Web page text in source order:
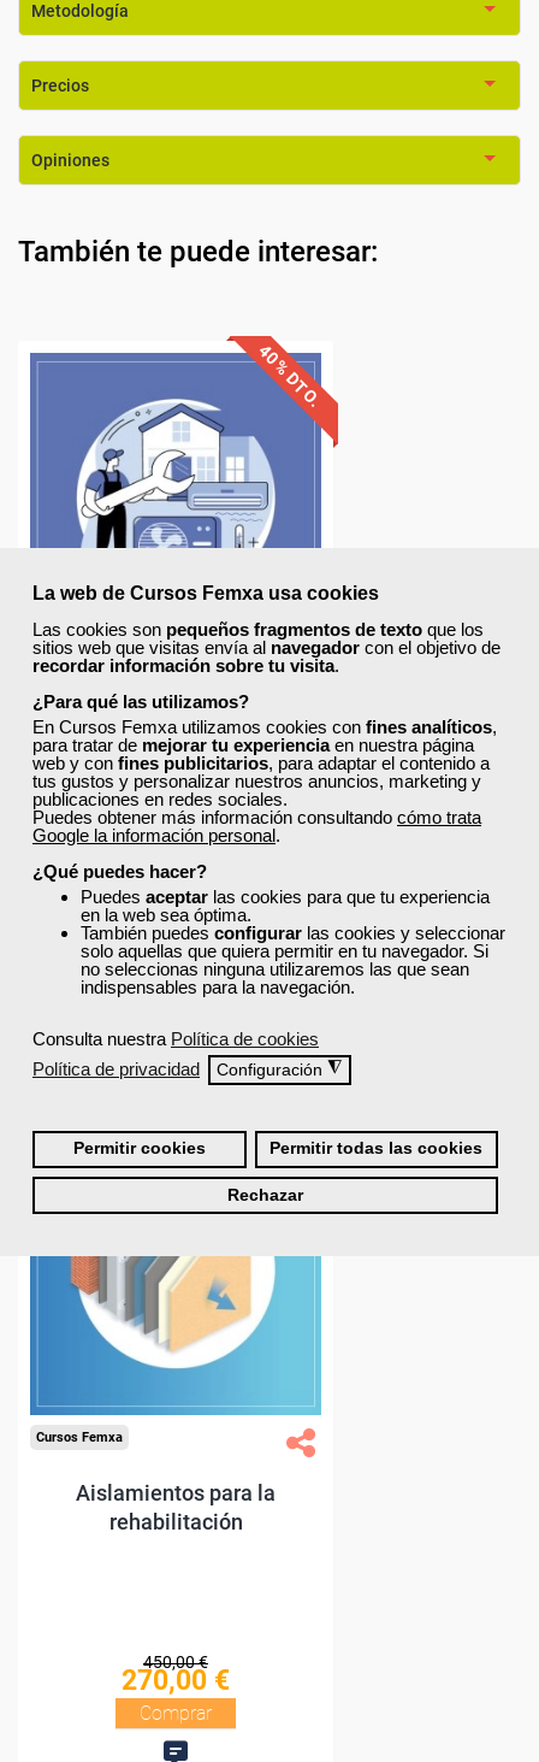
La web de Cursos Femxa usa cookies
Las cookies son pequeños fragmentos de texto que los
sitios web que visitas envía al navegador con el objetivo de
recordar información sobre tu visita.
¿Para qué las utilizamos?
En Cursos Femxa utilizamos cookies con fines analíticos,
para tratar de mejorar tu experienciaen nuestra página
web y con fines publicitarios, para adaptar el contenido a
tus gustos y personalizar nuestros anuncios, marketing y
publicaciones en redes sociales.
Puedes obtener más información consultando cómo trata
Google la información personal.
¿Qué puedes hacer?
Puedes aceptar las cookies para que tu experiencia
en la web sea óptima.
También puedes configurar las cookies y seleccionar
solo aquellas que quiera permitir en tu navegador. Si
no seleccionas ninguna utilizaremos las que sean
indispensables para la navegación.
Consulta nuestra Política de cookies
Política de privacidad
Configuración ◮
Permitir cookies Permitir todas las cookies
Rechazar
Metodología
Precios
Opiniones
También te puede interesar: